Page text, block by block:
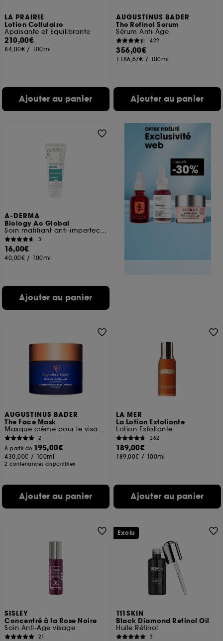
LA PRAIRIE
Lotion Cellulaire
Apaisante et Equilibrante
210,00€
84,00€ / 100ml
Ajouter au panier
AUGUSTINUS BADER
The Retinol Serum
Sérum Anti-Âge
422
356,00€
1.186,67€ / 100ml
Ajouter au panier
A-DERMA
Biology Ac Global
Soin matifiant anti-imperfections
3
16,00€
40,00€ / 100ml
Ajouter au panier
AUGUSTINUS BADER
The Face Mask
Masque crème pour le visage
2
À partir de 195,00€
430,00€ / 100ml
2 contenances disponibles
Ajouter au panier
LA MER
La Lotion Exfoliante
Lotion Exfoliante
262
189,00€
189,00€ / 100ml
Ajouter au panier
SISLEY
Concentré à la Rose Noire
Soin Anti-Age visage
21
111SKIN
Black Diamond Retinol Oil
Huile Rétinol
3
Exclu